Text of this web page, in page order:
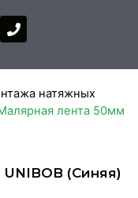
натяжных
лента 50мм
(синяя)